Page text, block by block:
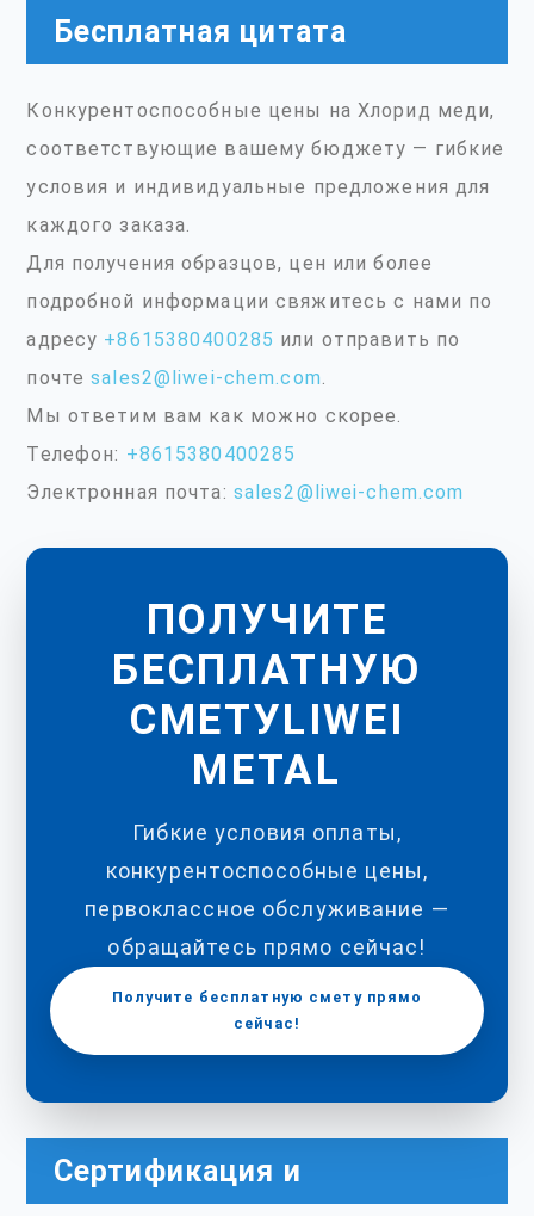
Бесплатная цитата
Конкурентоспособные цены на Хлорид меди,
соответствующие вашему бюджету — гибкие
условия и индивидуальные предложения для
каждого заказа.
Для получения образцов, цен или более
подробной информации свяжитесь с нами по
адресу +8615380400285 или отправить по
почтеsales2@liwei-chem.com.
Мы ответим вам как можно скорее.
Телефон: +8615380400285
Электронная почта: sales2@liwei-chem.com
ПОЛУЧИТЕ
БЕСПЛАТНУЮ
СМЕТУLIWEI
METAL
Гибкие условия оплаты,
конкурентоспособные цены,
первоклассное обслуживание —
обращайтесь прямо сейчас!
Получите бесплатную смету прямо
сейчас!
Сертификация и